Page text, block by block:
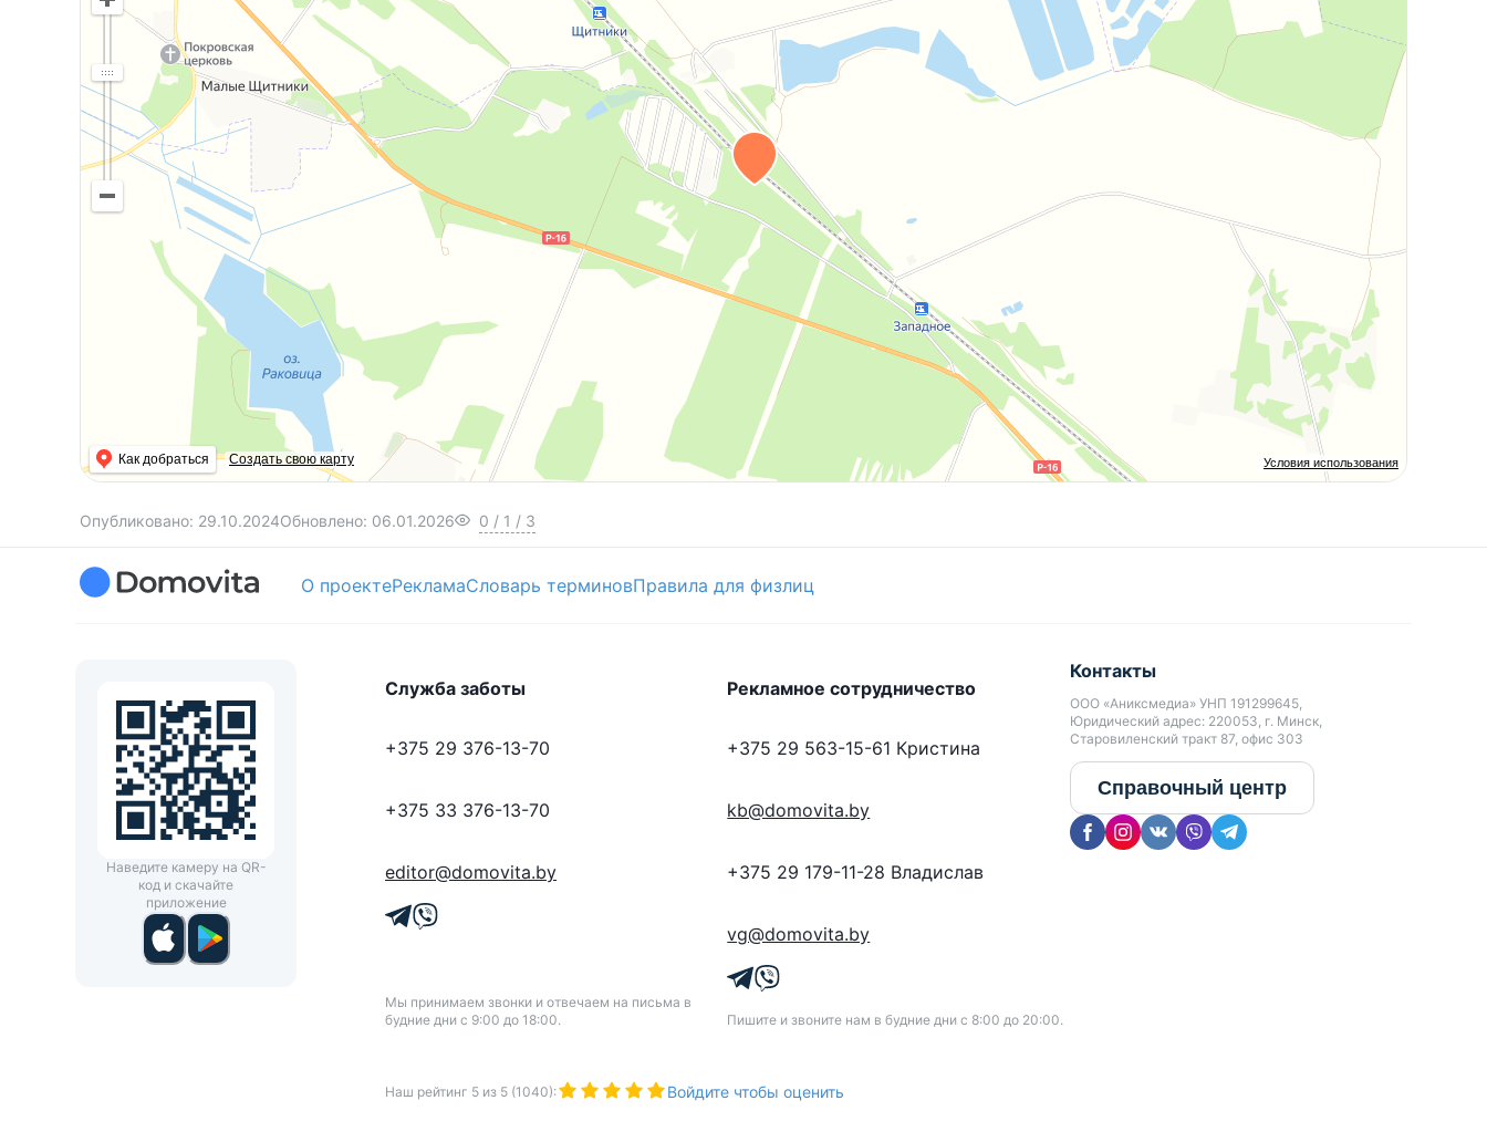
Условия использования
Как добраться Создать свою карту
Опубликовано: 29.10.2024Обновлено: 06.01.2026 0 / 1 / 3
О проектеРекламаСловарь терминовПравила для физлиц
Наведите камеру на QR-
код и скачайте
приложение
Служба заботы
+375 29 376-13-70
+375 33 376-13-70
editor@domovita.by
Мы принимаем звонки и отвечаем на письма в
будние дни с 9:00 до 18:00.
Рекламное сотрудничество
+375 29 563-15-61 Кристина
kb@domovita.by
+375 29 179-11-28 Владислав
vg@domovita.by
Пишите и звоните нам в будние дни с 8:00 до 20:00.
Контакты
ООО «Аниксмедиа» УНП 191299645,
Юридический адрес: 220053, г. Минск,
Старовиленский тракт 87, офис 303
Справочный центр
Наш рейтинг 5 из 5 (1040): Войдите чтобы оценить